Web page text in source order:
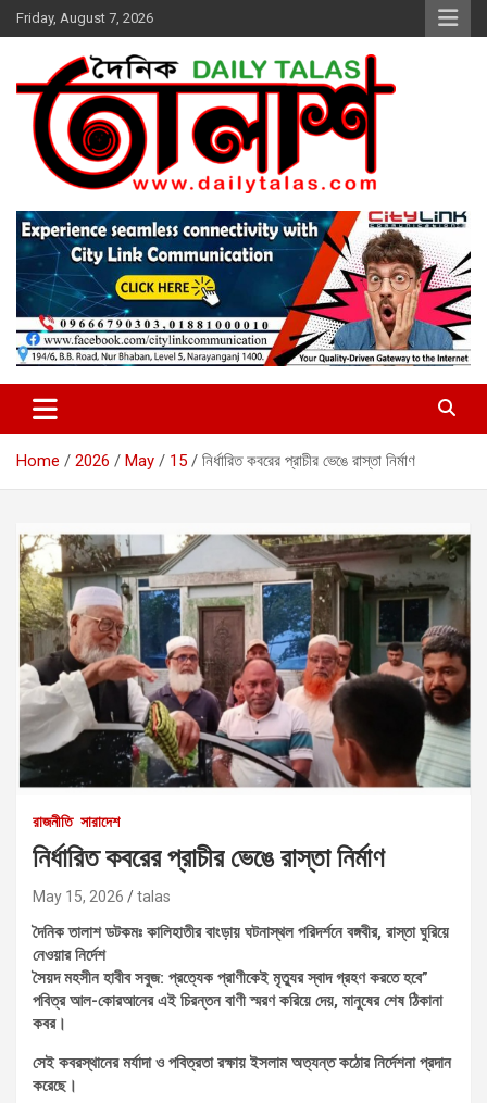
Skip
to
Friday, August 7, 2026
সত্যের সন্ধানে দৈনিক তালাশ ডট কম
Home 2026 May 15 নির্ধারিত কবরের প্রাচীর ভেঙে রাস্তা নির্মাণ
রাজনীতি সারাদেশ
নির্ধারিত কবরের প্রাচীর ভেঙে রাস্তা নির্মাণ
May 15, 2026 talas
দৈনিক তালাশ ডটকমঃ কালিহাতীর বাংড়ায় ঘটনাস্থল পরিদর্শনে বঙ্গবীর, রাস্তা ঘুরিয়ে
নেওয়ার নির্দেশ
সৈয়দ মহসীন হাবীব সবুজ: প্রত্যেক প্রাণীকেই মৃত্যুর স্বাদ গ্রহণ করতে হবে”
পবিত্র আল-কোরআনের এই চিরন্তন বাণী স্মরণ করিয়ে দেয়, মানুষের শেষ ঠিকানা
কবর।
সেই কবরস্থানের মর্যাদা ও পবিত্রতা রক্ষায় ইসলাম অত্যন্ত কঠোর নির্দেশনা প্রদান
করেছে।